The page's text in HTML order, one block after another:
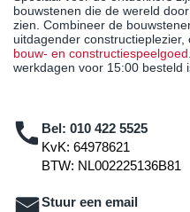
bouwstenen die de wereld
zien. Combineer de
uitdagender
bouw- en constructiespeelgoed
werkdagen voor 15:00 besteld
Bel: 010 422 5525
KvK: 64978621
BTW: NL002225136B81
Stuur een email